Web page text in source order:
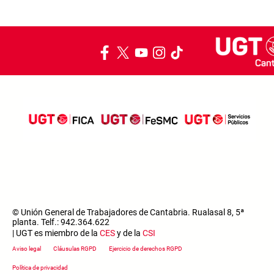
© Unión General de Trabajadores de Cantabria. Rualasal 8, 5ª
planta. Telf.: 942.364.622
| UGT es miembro de la CESy de la CSI
Footer menu
Aviso legal Cláusulas RGPD Ejercicio de derechos RGPD
Política de privacidad